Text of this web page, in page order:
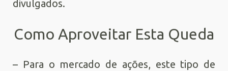
divulgados.
Como Aproveitar Esta Queda
– Para o mercado de ações, este tipo de